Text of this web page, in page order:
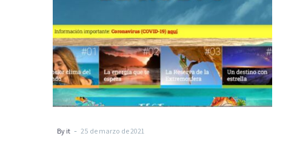
By it - 25 de marzo de 2021